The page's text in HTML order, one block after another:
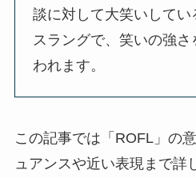
談に対して大笑いしてい
スラングで、笑いの強
われます。
この記事では「ROFL」の
ュアンスや近い表現まで詳